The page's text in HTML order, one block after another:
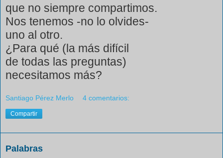
que no siempre compartimos.
Nos tenemos -no lo olvides-
uno al otro.
¿Para qué (la más difícil
de todas las preguntas)
necesitamos más?
Santiago Pérez Merlo 4 comentarios:
Compartir
Palabras